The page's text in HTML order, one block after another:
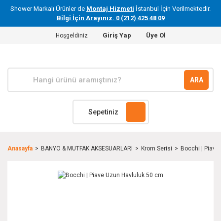
Shower Markalı Ürünler de Montaj Hizmeti İstanbul İçin Verilmektedir.
Bilgi İçin Arayınız. 0 (212) 425 48 09
Hoşgeldiniz Giriş Yap Üye Ol
ARA
Sepetiniz
Anasayfa BANYO & MUTFAK AKSESUARLARI Krom Serisi Bocchi |